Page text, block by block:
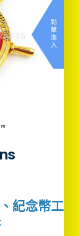
紀念幣工